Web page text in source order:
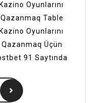
Veb
Onlayn
Kazino
Oyunlarını
Oyunlarını
Table
Oyunlarını
Üçün
91 Saytında
Leer
Más